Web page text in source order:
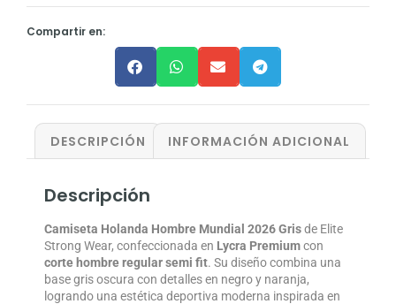
Compartir en:
DESCRIPCIÓN INFORMACIÓN ADICIONAL
Descripción
Camiseta Holanda Hombre Mundial 2026 Grisde Elite
Strong Wear, confeccionada en Lycra Premiumcon
corte hombre regular semi fit. Su diseño combina una
base gris oscura con detalles en negro y naranja,
logrando una estética deportiva moderna inspirada en